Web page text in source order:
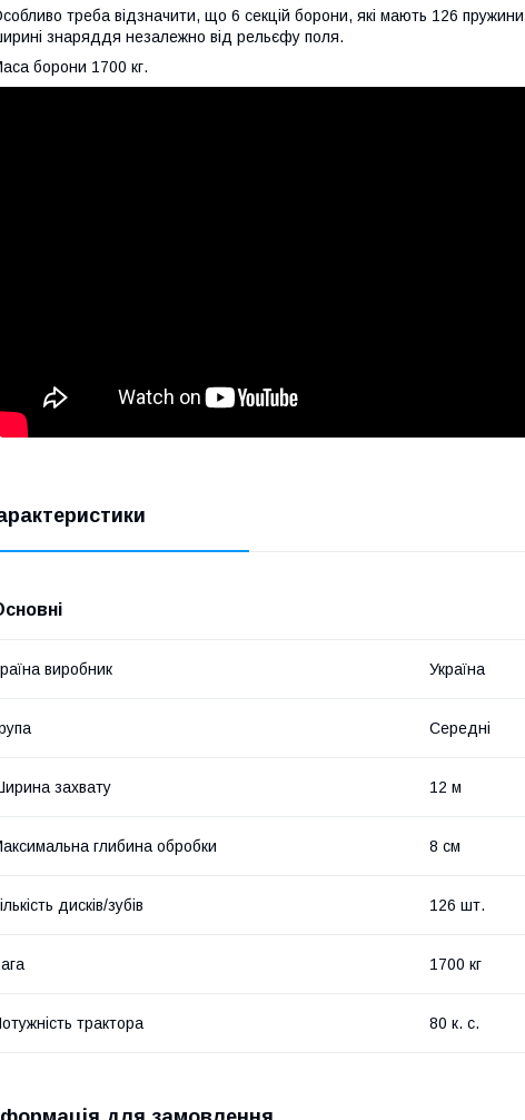
треба відзначити, що 6 секцій борони, які мають 126
знаряддя незалежно від рельєфу поля.
борони 1700 кг.
виробник Україна
Середні
захвату 12 м
глибина обробки 8 см
дисків/зубів 126 шт.
1700 кг
трактора 80 к. с.